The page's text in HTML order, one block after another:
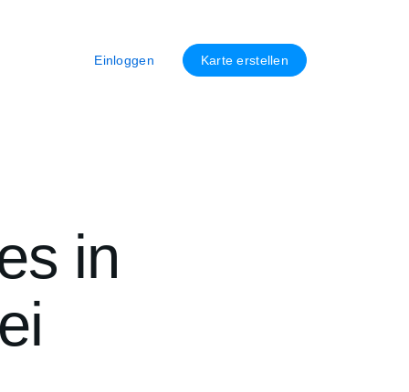
Einloggen Karte erstellen
in